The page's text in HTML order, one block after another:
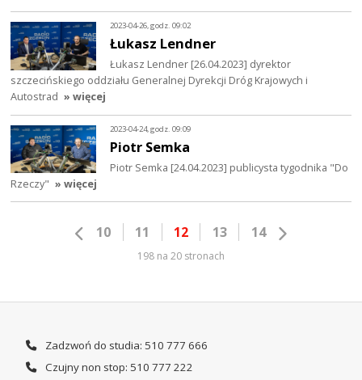
2023-04-26, godz. 09:02
Łukasz Lendner
Łukasz Lendner [26.04.2023] dyrektor
szczecińskiego oddziału Generalnej Dyrekcji Dróg Krajowych i
Autostrad » więcej
2023-04-24, godz. 09:09
Piotr Semka
Piotr Semka [24.04.2023] publicysta tygodnika "Do
Rzeczy" » więcej
10 11 12 13 14
198 na 20 stronach
Zadzwoń do studia: 510 777 666
Czujny non stop: 510 777 222